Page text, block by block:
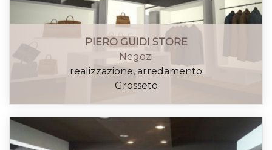
PIERO GUIDI STORE
Negozi
realizzazione, arredamento
Grosseto